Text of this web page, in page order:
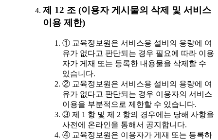
제 12 조 (이용자 게시물의 삭제 및 서비스
이용 제한)
① 교육정보원은 서비스용 설비의 용량에 여
유가 없다고 판단되는 경우 필요에 따라 이용
자가 게재 또는 등록한 내용물을 삭제할 수
있습니다.
② 교육정보원은 서비스용 설비의 용량에 여
유가 없다고 판단되는 경우 이용자의 서비스
이용을 부분적으로 제한할 수 있습니다.
③ 제 1 항 및 제 2 항의 경우에는 당해 사항을
사전에 온라인을 통해서 공지합니다.
④ 교육정보원은 이용자가 게재 또는 등록하